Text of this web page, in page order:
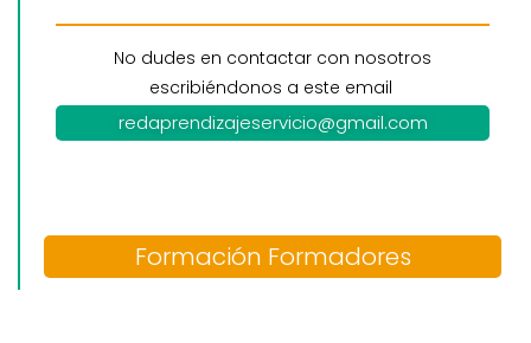
No dudes en contactar con nosotros
escribiéndonos a este email
redaprendizajeservicio@gmail.com
Formación Formadores